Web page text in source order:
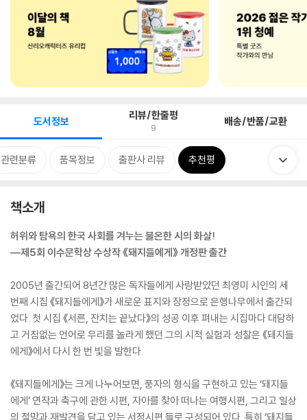
도서정보 리뷰/한줄평
9 배송/반품/교환
관련분류 품목정보 출판사 리뷰 추천평
책소개
허위와 탐욕의 한국 사회를 겨누는 불온한 시의 화살!
―제5회 이수문학상 수상작 《돼지들에게》 개정판 출간
2005년 출간되어 8년간 많은 독자들에게 사랑받았던 최영미 시인의 세
번째 시집 《돼지들에게》가 새로운 표지와 장정으로 은행나무에서 출간되
었다. 첫 시집 《서른, 잔치는 끝났다》의 성공 이후 펴내는 시집마다 대담하
고 거침없는 언어로 우리를 놀라게 했던 그의 시적 실험과 성찰은 《돼지들
에게》에서 다시 한 번 빛을 발한다.
《돼지들에게》는 크게 나누어보면, 풍자의 형식을 구현하고 있는 ‘돼지들
에게’ 연작과 축구에 관한 시편, 자아를 찾아 떠나는 여행시편, 그리고 일상
의 절망과 재발견을 담고 있는 서정시편 들로 구성되어 있다. 특히 ‘돼지들